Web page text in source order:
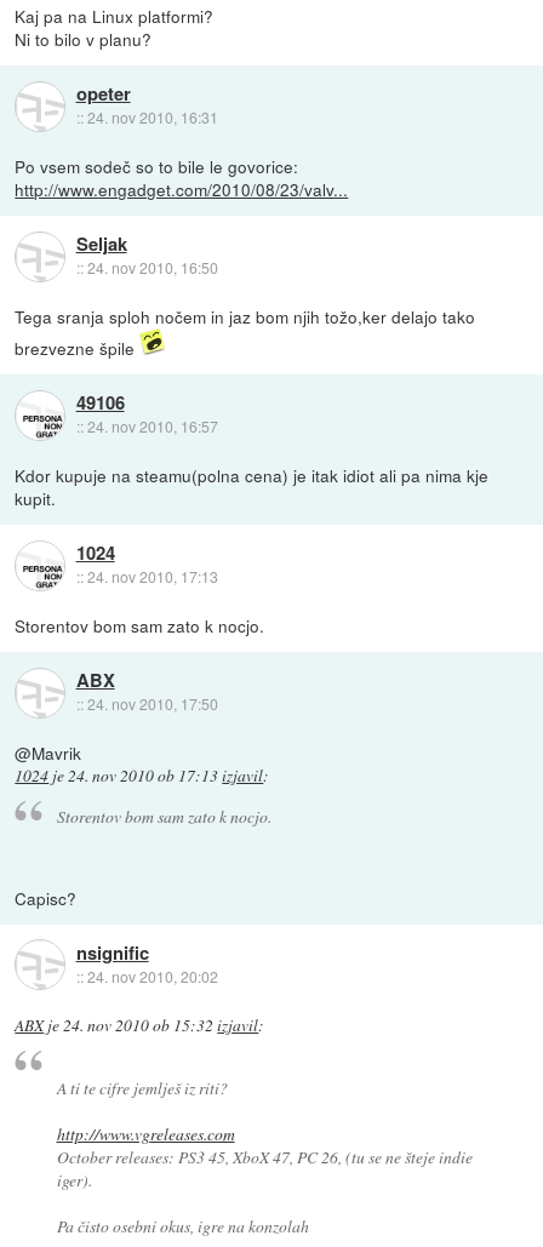
Kaj pa na Linux platformi?
Ni to bilo v planu?
opeter
::24. nov 2010, 16:31
Po vsem sodeč so to bile le govorice:
http://www.engadget.com/2010/08/23/valv...
Seljak
::24. nov 2010, 16:50
Tega sranja sploh nočem in jaz bom njih tožo,ker delajo tako
brezvezne špile
49106
::24. nov 2010, 16:57
Kdor kupuje na steamu(polna cena) je itak idiot ali pa nima kje
kupit.
1024
::24. nov 2010, 17:13
Storentov bom sam zato k nocjo.
ABX
::24. nov 2010, 17:50
@Mavrik
1024 je24. nov 2010 ob 17:13izjavil:
Storentov bom sam zato k nocjo.
Capisc?
nsignific
::24. nov 2010, 20:02
ABXje24. nov 2010 ob 15:32 izjavil:
A ti te cifre jemlješ iz riti?
http://www.vgreleases.com
October releases: PS3 45, XboX 47, PC 26, (tu se ne šteje indie
iger).
Pa čisto osebni okus, igre na konzolah